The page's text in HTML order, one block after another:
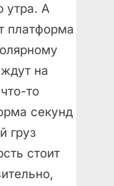
утра. А
платформа
на
то
секунд
груз
стоит